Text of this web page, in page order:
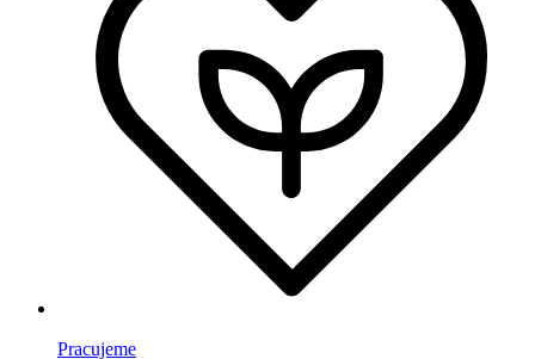
Pracujeme